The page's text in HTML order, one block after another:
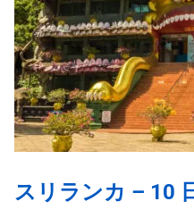
スリランカ – 10